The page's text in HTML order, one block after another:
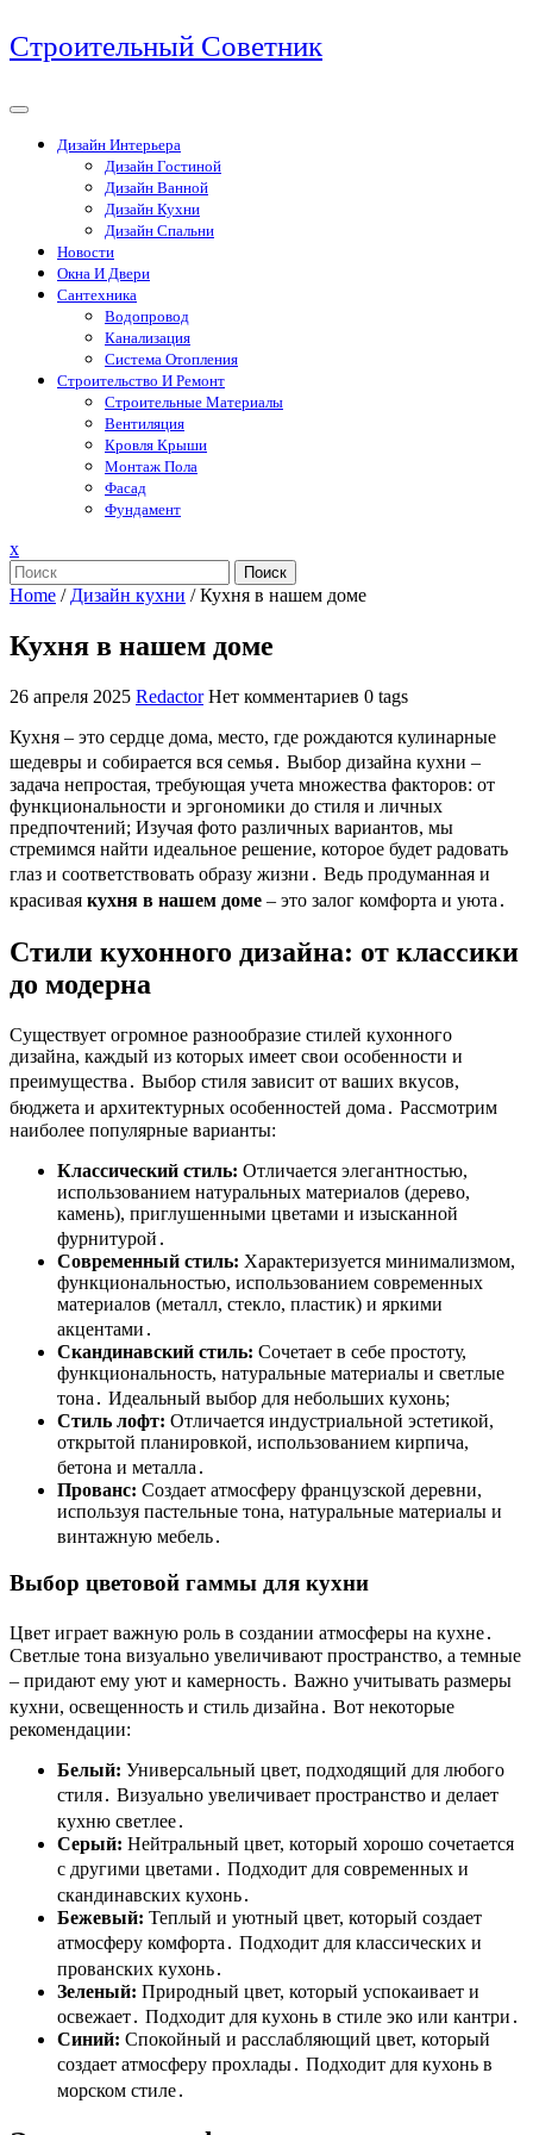
Перейти
к
Строительный Советник
Дизайн Интерьера
Дизайн Гостиной
Дизайн Ванной
Дизайн Кухни
Дизайн Спальни
Новости
Окна И Двери
Сантехника
Водопровод
Канализация
Система Отопления
Строительство И Ремонт
Строительные Материалы
Вентиляция
Кровля Крыши
Монтаж Пола
Фасад
Фундамент
xЗакрыть
меню
Поиск
Home / Дизайн кухни /Кухня в нашем доме
Кухня в нашем доме
26 апреля 2025 Redactor Нет комментариев 0 tags
Кухня – это сердце дома, место, где рождаются кулинарные
шедевры и собирается вся семья․ Выбор дизайна кухни –
задача непростая, требующая учета множества факторов: от
функциональности и эргономики до стиля и личных
предпочтений; Изучая фото различных вариантов, мы
стремимся найти идеальное решение, которое будет радовать
глаз и соответствовать образу жизни․ Ведь продуманная и
красивая кухня в нашем доме – это залог комфорта и уюта․
Стили кухонного дизайна: от классики
до модерна
Существует огромное разнообразие стилей кухонного
дизайна, каждый из которых имеет свои особенности и
преимущества․ Выбор стиля зависит от ваших вкусов,
бюджета и архитектурных особенностей дома․ Рассмотрим
наиболее популярные варианты:
Классический стиль: Отличается элегантностью,
использованием натуральных материалов (дерево,
камень), приглушенными цветами и изысканной
фурнитурой․
Современный стиль: Характеризуется минимализмом,
функциональностью, использованием современных
материалов (металл, стекло, пластик) и яркими
акцентами․
Скандинавский стиль: Сочетает в себе простоту,
функциональность, натуральные материалы и светлые
тона․ Идеальный выбор для небольших кухонь;
Стиль лофт: Отличается индустриальной эстетикой,
открытой планировкой, использованием кирпича,
бетона и металла․
Прованс: Создает атмосферу французской деревни,
используя пастельные тона, натуральные материалы и
винтажную мебель․
Выбор цветовой гаммы для кухни
Цвет играет важную роль в создании атмосферы на кухне․
Светлые тона визуально увеличивают пространство, а темные
– придают ему уют и камерность․ Важно учитывать размеры
кухни, освещенность и стиль дизайна․ Вот некоторые
рекомендации:
Белый: Универсальный цвет, подходящий для любого
стиля․ Визуально увеличивает пространство и делает
кухню светлее․
Серый: Нейтральный цвет, который хорошо сочетается
с другими цветами․ Подходит для современных и
скандинавских кухонь․
Бежевый: Теплый и уютный цвет, который создает
атмосферу комфорта․ Подходит для классических и
прованских кухонь․
Зеленый: Природный цвет, который успокаивает и
освежает․ Подходит для кухонь в стиле эко или кантри․
Синий: Спокойный и расслабляющий цвет, который
создает атмосферу прохлады․ Подходит для кухонь в
морском стиле․